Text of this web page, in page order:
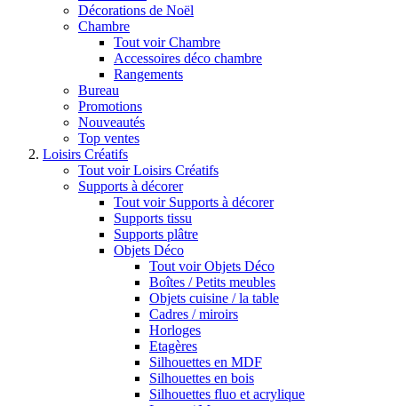
Décorations de Noël
Chambre
Tout voir Chambre
Accessoires déco chambre
Rangements
Bureau
Promotions
Nouveautés
Top ventes
Loisirs Créatifs
Tout voir Loisirs Créatifs
Supports à décorer
Tout voir Supports à décorer
Supports tissu
Supports plâtre
Objets Déco
Tout voir Objets Déco
Boîtes / Petits meubles
Objets cuisine / la table
Cadres / miroirs
Horloges
Etagères
Silhouettes en MDF
Silhouettes en bois
Silhouettes fluo et acrylique